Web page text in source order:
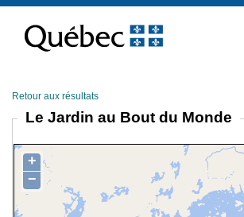
contenu
Retour aux résultats
Le Jardin au Bout du Monde
+
−